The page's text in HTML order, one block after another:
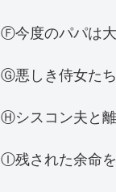
Ⓕ今度のパパは
Ⓖ悪しき侍女たち
Ⓗシスコン夫と離
Ⓘ残された余命